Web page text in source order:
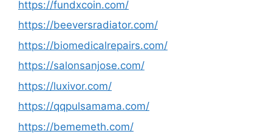
https://fundxcoin.com/
https://beeversradiator.com/
https://biomedicalrepairs.com/
https://salonsanjose.com/
https://luxivor.com/
https://qqpulsamama.com/
https://bememeth.com/